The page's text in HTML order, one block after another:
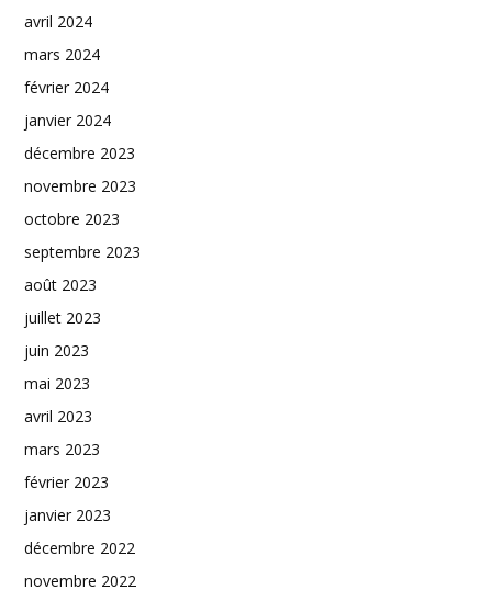
avril 2024
mars 2024
février 2024
janvier 2024
décembre 2023
novembre 2023
octobre 2023
septembre 2023
août 2023
juillet 2023
juin 2023
mai 2023
avril 2023
mars 2023
février 2023
janvier 2023
décembre 2022
novembre 2022